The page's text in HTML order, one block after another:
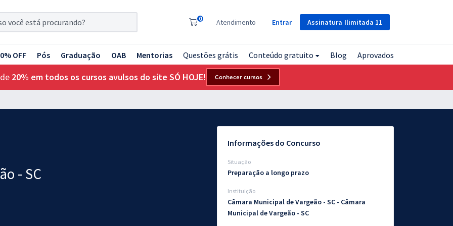
Assinatura Ilimitada 11
0 Atendimento Entrar
OFF Pós Graduação OAB Mentorias Questões grátis Conteúdo gratuito Blog Aprovados
20% em todos os cursos avulsos do site SÓ HOJE! Conhecer cursos
- SC
Informações do Concurso
Situação
Preparação a longo prazo
Instituição
Câmara Municipal de Vargeão - SC - Câmara
Municipal de Vargeão - SC